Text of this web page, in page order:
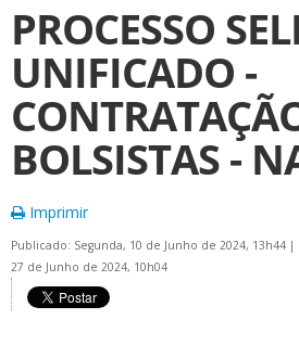
PROCESSO
UNIFICADO -
BOLSISTAS -
Imprimir
Publicado: Segunda, 10 de Junho de 2024, 13h44 |
27 de Junho de 2024, 10h04